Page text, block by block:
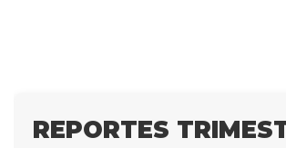
REPORTES